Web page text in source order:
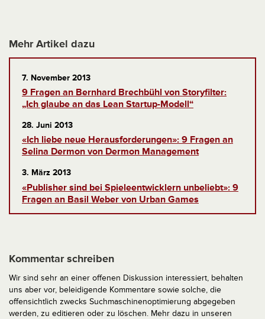
Mehr Artikel dazu
7. November 2013
9 Fragen an Bernhard Brechbühl von Storyfilter:
„Ich glaube an das Lean Startup-Modell“
28. Juni 2013
«Ich liebe neue Herausforderungen»: 9 Fragen an
Selina Dermon von Dermon Management
3. März 2013
«Publisher sind bei Spieleentwicklern unbeliebt»: 9
Fragen an Basil Weber von Urban Games
Kommentar schreiben
Wir sind sehr an einer offenen Diskussion interessiert, behalten
uns aber vor, beleidigende Kommentare sowie solche, die
offensichtlich zwecks Suchmaschinenoptimierung abgegeben
werden, zu editieren oder zu löschen. Mehr dazu in unseren